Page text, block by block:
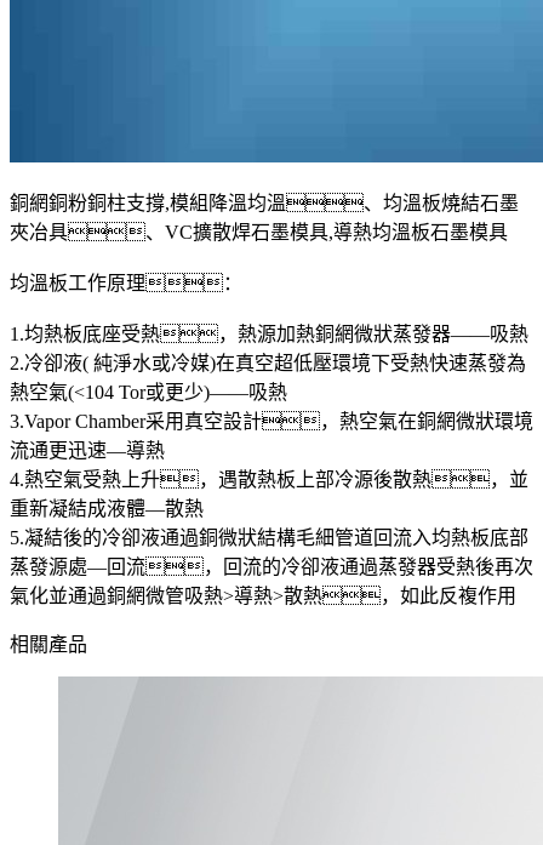
銅網銅粉銅柱支撐,模組降溫均溫、均溫板燒結石墨
夾冶具、VC擴散焊石墨模具,導熱均溫板石墨模具
均溫板工作原理：
1.均熱板底座受熱，熱源加熱銅網微狀蒸發器——吸熱
2.冷卻液( 純淨水或冷媒)在真空超低壓環境下受熱快速蒸發為
熱空氣(<104 Tor或更少)——吸熱
3.Vapor Chamber采用真空設計，熱空氣在銅網微狀環境
流通更迅速—導熱
4.熱空氣受熱上升，遇散熱板上部冷源後散熱，並
重新凝結成液體—散熱
5.凝結後的冷卻液通過銅微狀結構毛細管道回流入均熱板底部
蒸發源處—回流，回流的冷卻液通過蒸發器受熱後再次
氣化並通過銅網微管吸熱>導熱>散熱，如此反複作用
相關產品